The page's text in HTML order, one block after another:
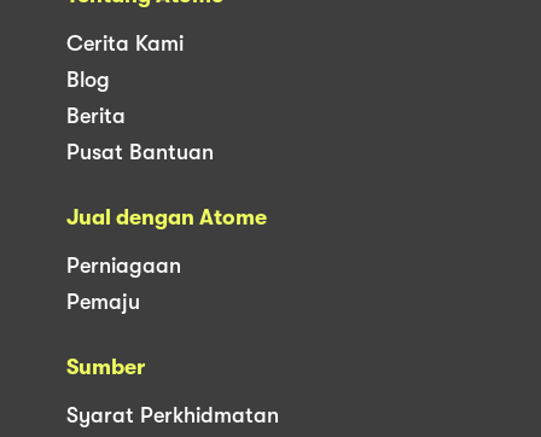
Cerita Kami
Blog
Berita
Pusat Bantuan
Jual dengan Atome
Perniagaan
Pemaju
Sumber
Syarat Perkhidmatan